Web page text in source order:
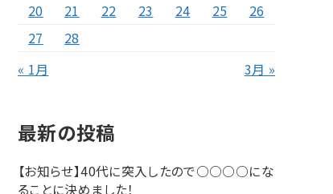
20
21 22 23 24 25
26
27
28
« 1月
3月 »
最新の投稿
【お知らせ】40代に突入したので○○○○にな
ることに決めました！